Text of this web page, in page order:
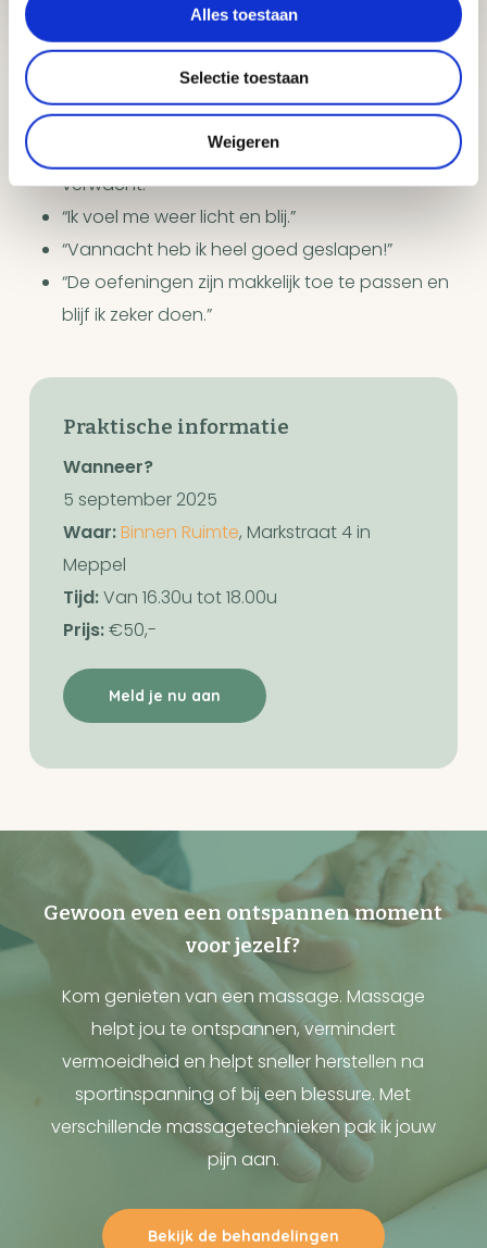
Alles toestaan
Selectie toestaan
Weigeren
Dit is wat andere deelnemers ervaarden na een
workshop:
“Ik voel me heel ontspannen, dat had ik niet
verwacht.”
“Ik voel me weer licht en blij.”
“Vannacht heb ik heel goed geslapen!”
“De oefeningen zijn makkelijk toe te passen en
blijf ik zeker doen.”
Praktische informatie
Wanneer?
5 september 2025
Waar: Binnen Ruimte, Markstraat 4 in
Meppel
Tijd:Van 16.30u tot 18.00u
Prijs:€50,-
Meld je nu aan
Gewoon even een ontspannen moment
voor jezelf?
Kom genieten van een massage. Massage
helpt jou te ontspannen, vermindert
vermoeidheid en helpt sneller herstellen na
sportinspanning of bij een blessure. Met
verschillende massagetechnieken pak ik jouw
pijn aan.
Bekijk de behandelingen